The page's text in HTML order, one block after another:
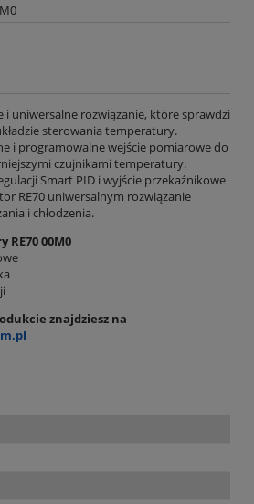
i uniwersalne rozwiązanie, które sprawdzi
sterowania temperatury.
i programowalne wejście pomiarowe do
czujnikami temperatury.
Smart PID i wyjście przekaźnikowe
RE70 uniwersalnym rozwiązanie
i chłodzenia.
00M0
znajdziesz na